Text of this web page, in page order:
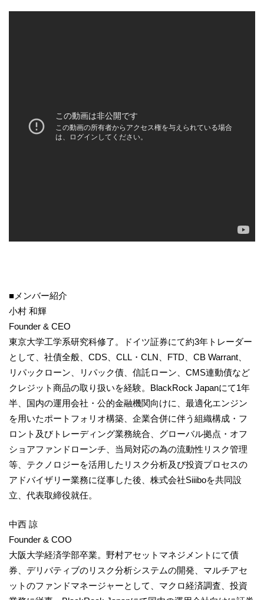
■メンバー紹介
小村 和輝
Founder & CEO
東京大学工学系研究科修了。ドイツ証券にて約3年トレーダー
として、社債全般、CDS、CLL・CLN、FTD、CB Warrant、
リパックローン、リパック債、信託ローン、CMS連動債など
クレジット商品の取り扱いを経験。BlackRock Japanにて1年
半、国内の運用会社・公的金融機関向けに、最適化エンジン
を用いたポートフォリオ構築、企業合併に伴う組織構成・フ
ロント及びトレーディング業務統合、グローバル拠点・オフ
ショアファンドローンチ、当局対応の為の流動性リスク管理
等、テクノロジーを活用したリスク分析及び投資プロセスの
アドバイザリー業務に従事した後、株式会社Siiiboを共同設
立、代表取締役就任。
中西 諒
Founder & COO
大阪大学経済学部卒業。野村アセットマネジメントにて債
券、デリバティブのリスク分析システムの開発、マルチアセ
ットのファンドマネージャーとして、マクロ経済調査、投資